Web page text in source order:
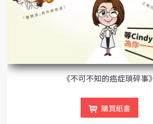
《不可不知的癌症瑣碎事》
購買紙書